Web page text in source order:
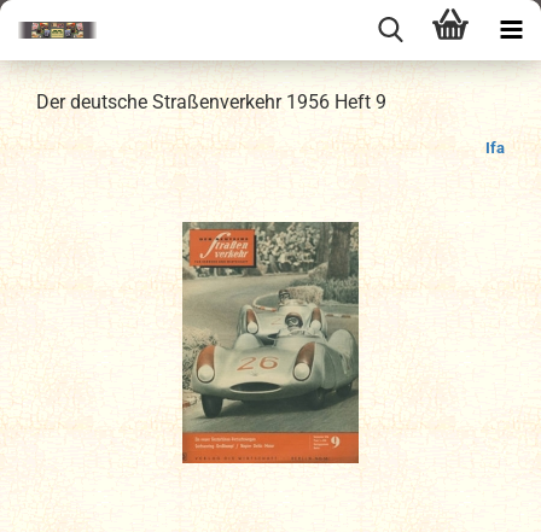
Der deutsche Straßenverkehr 1956 Heft 9
Ifa